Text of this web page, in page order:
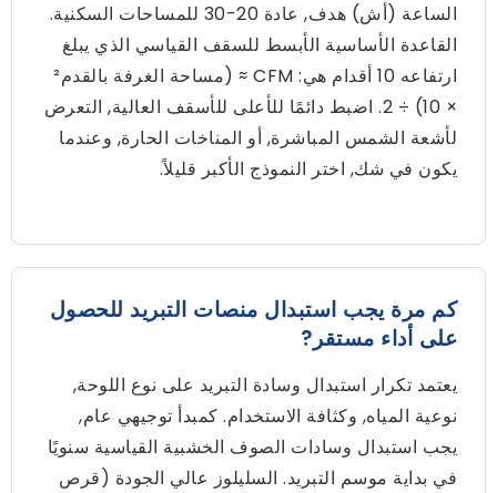
الساعة (أش) هدف, عادة 20-30 للمساحات السكنية.
القاعدة الأساسية الأبسط للسقف القياسي الذي يبلغ
ارتفاعه 10 أقدام هي: CFM ≈ (مساحة الغرفة بالقدم²
× 10) ÷ 2. اضبط دائمًا للأعلى للأسقف العالية, التعرض
لأشعة الشمس المباشرة, أو المناخات الحارة, وعندما
يكون في شك, اختر النموذج الأكبر قليلاً.
كم مرة يجب استبدال منصات التبريد للحصول
على أداء مستقر?
يعتمد تكرار استبدال وسادة التبريد على نوع اللوحة,
نوعية المياه, وكثافة الاستخدام. كمبدأ توجيهي عام,
يجب استبدال وسادات الصوف الخشبية القياسية سنويًا
في بداية موسم التبريد. السليلوز عالي الجودة (قرص